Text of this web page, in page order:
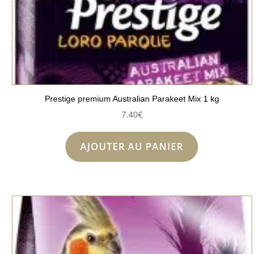
Prestige premium Australian Parakeet Mix 1 kg
7.40€
AJOUTER AU PANIER